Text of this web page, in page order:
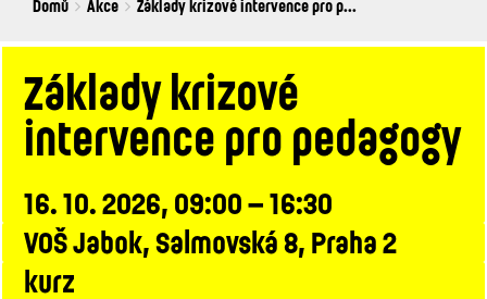
Breadcrumbs
You
here:
Domů Akce Základy krizové intervence pro p...
Základy krizové
intervence pro pedagogy
16. 10. 2026, 09:00 – 16:30
VOŠ Jabok, Salmovská 8, Praha 2
kurz